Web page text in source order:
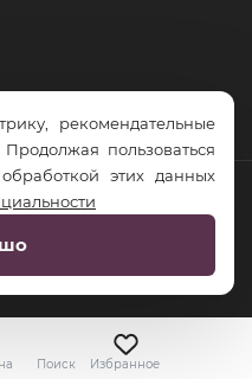
защищены
Поиск Избранное
рекомендательные
пользоваться
этих данных